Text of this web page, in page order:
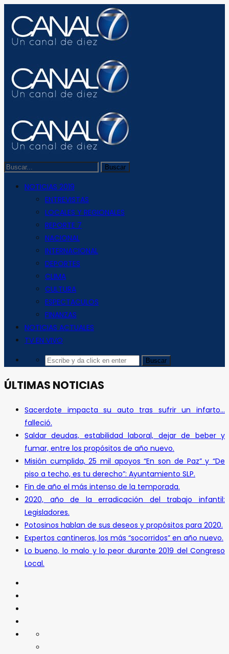
NOTICIAS 2019
ENTREVISTAS
LOCALES Y REGIONALES
REPORTE 7
NACIONAL
INTERNACIONAL
DEPORTES
CLIMA
CULTURA
ESPECTACULOS
FINANZAS
NOTICIAS ACTUALES
TV EN VIVO
ÚLTIMAS NOTICIAS
Sacerdote impacta su auto tras sufrir un infarto…
falleció.
Saldar deudas, estabilidad laboral, dejar de beber y
fumar, entre los propósitos de año nuevo.
Misión cumplida, 25 mil apoyos “En son de Paz” y “De
piso a techo, es tu derecho”: Ayuntamiento SLP.
Fin de año el más intenso de la temporada.
2020, año de la erradicación del trabajo infantil:
Legisladores.
Potosinos hablan de sus deseos y propósitos para 2020.
Expertos cantineros, los más “socorridos” en año nuevo.
Lo bueno, lo malo y lo peor durante 2019 del Congreso
Local.